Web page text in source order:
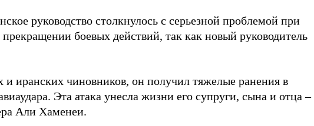
руководство столкнулось с серьезной проблемой при
боевых действий, так как новый руководитель
иранских чиновников, он получил тяжелые ранения в
Эта атака унесла жизни его супруги, сына и отца –
Али Хаменеи.